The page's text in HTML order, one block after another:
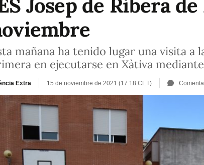
Josep de Ribera
mañana ha tenido lugar una visita
en ejecutarse en Xàtiva
Extra 15 de noviembre de 2021 (17:18 CET)